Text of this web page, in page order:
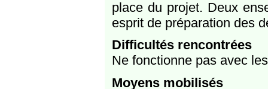
place du projet. Deux
esprit de préparation des
Difficultés rencontrées
Ne fonctionne pas avec
Moyens mobilisés